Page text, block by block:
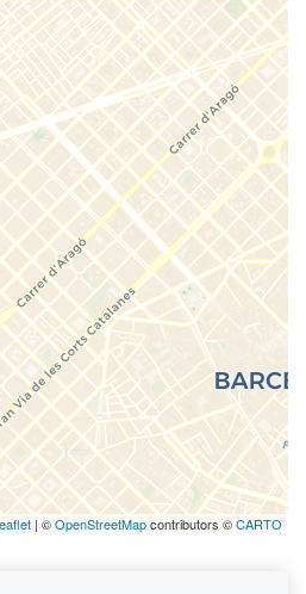
| ©OpenStreetMapcontributors ©CARTO